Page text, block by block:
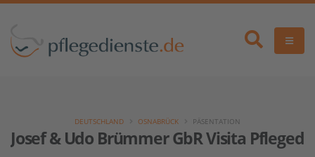
Josef & Udo Brümmer GbR Visita
DEUTSCHLAND OSNABRÜCK PÄSENTATION